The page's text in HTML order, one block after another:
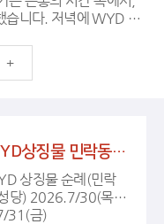
WYD 십
소리, 그리고 WYD 상
순교성지로 잘 보내드렸
.
WYD상징물 민락동성당 순례
상징물 순례(민락
당) 2026.7/30(목)
31(금)